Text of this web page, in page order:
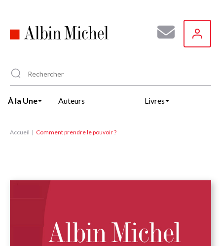
principal
À la Une Auteurs Livres
Accueil Comment prendre le pouvoir ?